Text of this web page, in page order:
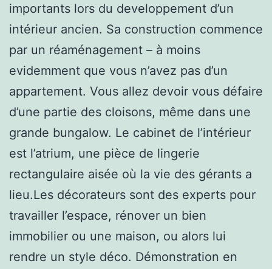
importants lors du developpement d’un
intérieur ancien. Sa construction commence
par un réaménagement – à moins
evidemment que vous n’avez pas d’un
appartement. Vous allez devoir vous défaire
d’une partie des cloisons, même dans une
grande bungalow. Le cabinet de l’intérieur
est l’atrium, une pièce de lingerie
rectangulaire aisée où la vie des gérants a
lieu.Les décorateurs sont des experts pour
travailler l’espace, rénover un bien
immobilier ou une maison, ou alors lui
rendre un style déco. Démonstration en